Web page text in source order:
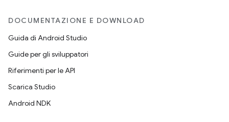
DOCUMENTAZIONE E DOWNLOAD
Guida di Android Studio
Guide per gli sviluppatori
Riferimenti per le API
Scarica Studio
Android NDK